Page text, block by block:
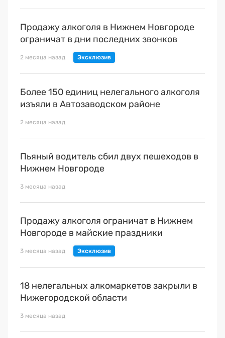
Продажу алкоголя в Нижнем Новгороде
ограничат в дни последних звонков
2 месяца назад
Более 150 единиц нелегального алкоголя
изъяли в Автозаводском районе
2 месяца назад
Пьяный водитель сбил двух пешеходов в
Нижнем Новгороде
3 месяца назад
Продажу алкоголя ограничат в Нижнем
Новгороде в майские праздники
3 месяца назад
18 нелегальных алкомаркетов закрыли в
Нижегородской области
3 месяца назад